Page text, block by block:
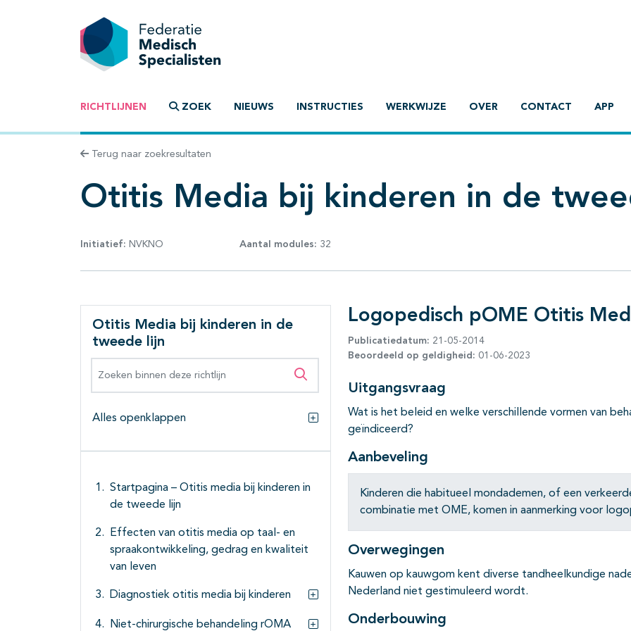
RICHTLIJNEN ZOEK NIEUWS INSTRUCTIES WERKWIJZE OVER CONTACT APP
Terug naar zoekresultaten
Otitis Media bij kinderen in de
Initiatief: NVKNO Aantal modules: 32
Otitis Media bij kinderen in de
tweede lijn
Zoeken binnen deze richtlijn
Alles openklappen
Alles openklappen
Startpagina – Otitis media bij kinderen in
de tweede lijn
Effecten van otitis media op taal- en
spraakontwikkeling, gedrag en kwaliteit
van leven
Diagnostiek otitis media bij kinderen
Subpagina's open- en dichtklappen
Niet-chirurgische behandeling rOMA
Logopedisch pOME Otitis
Publicatiedatum: 21-05-2014
Beoordeeld op geldigheid: 01-06-2023
Uitgangsvraag
Wat is het beleid en welke verschillende vormen van
geïndiceerd?
Aanbeveling
Kinderen die habitueel mondademen, of een
combinatie met OME, komen in aanmerking voor
Overwegingen
Kauwen op kauwgom kent diverse tandheelkundige
Nederland niet gestimuleerd wordt.
Onderbouwing